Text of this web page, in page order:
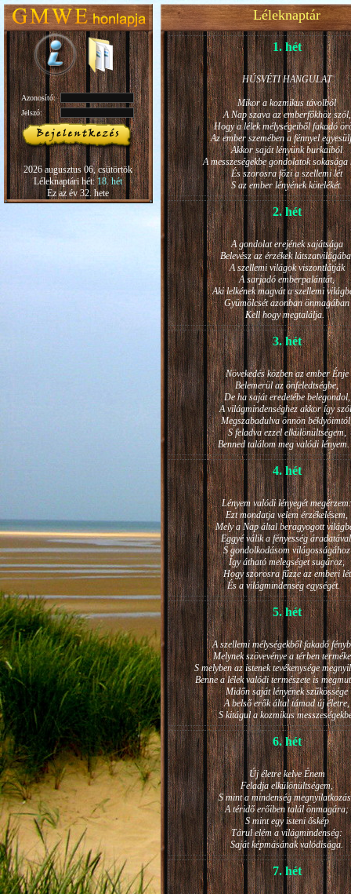
Azonosító:
Jelszó:
2026 augusztus 06, csütörtök
Léleknaptári hét:18. hét
Ez az év 32. hete
Léleknaptár
1. hét
HÚSVÉTI HANGULAT
Mikor a kozmikus távolból
A Nap szava az emberfőkhöz szól,
Hogy a lélek mélységeiből fakadó
Az ember szemében a fénnyel
Akkor saját lényünk burkaiból
A messzeségekbe gondolatok sokasága
És szorosra főzi a szellemi lét
S az ember lényének kötelékét.
2. hét
A gondolat erejének sajátsága
Belevész az érzékek
A szellemi világok viszontlátják
A sarjadó emberpalántát,
Aki lelkének magvát a szellemi
Gyümölcsét azonban önmagában
Kell hogy megtalálja.
3. hét
Növekedés közben az ember Énje
Belemerül az önfeledtségbe,
De ha saját eredetébe belegondol,
A világmindenséghez akkor így
Megszabadulva önnön
S feladva ezzel elkülönültségem,
Benned találom meg valódi
4. hét
Lényem valódi lényegét megérzem:
Ezt mondatja velem érzékelésem,
Mely a Nap által beragyogott
Eggyé válik a fényesség
S gondolkodásom világosságához
Így átható melegséget sugároz,
Hogy szorosra fűzze az emberi lét
És a világmindenség egységét.
5. hét
A szellemi mélységekből fakadó
Melynek szövevénye a térben
S melyben az istenek tevékenysége
Benne a lélek valódi természete is
Midőn saját lényének szűkössége
A belső erők által támad új életre,
S kitágul a kozmikus
6. hét
Új életre kelve Énem
Feladja elkülönültségem,
S mint a mindenség
A téridő erőiben talál önmagára;
S mint egy isteni őskép
Tárul elém a világmindenség:
Saját képmásának valódisága.
7. hét